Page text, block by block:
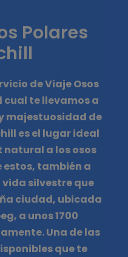
Polares
de Viaje Osos
cual te llevamos a
majestuosidad de
es el lugar ideal
natural a los osos
estos, también a
vida silvestre que
ciudad, ubicada
a unos 1700
Una de las
que te